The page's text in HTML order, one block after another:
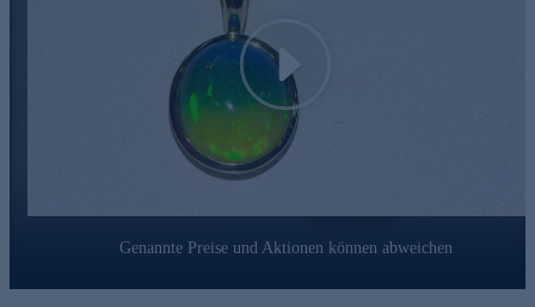
Play
Genannte Preise und Aktionen können abweichen